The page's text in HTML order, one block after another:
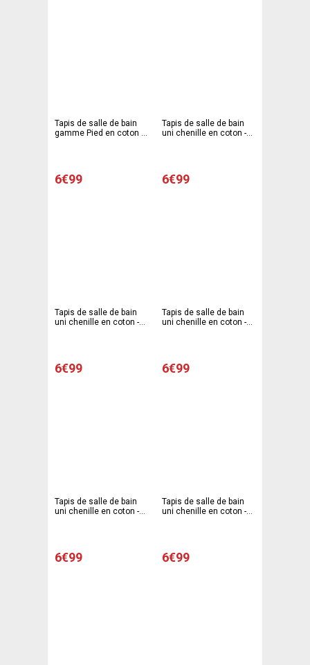
Tapis de salle de bain
gamme Pied en coton -
6€99
Tapis de salle de bain
uni chenille en coton -
6€99
Tapis de salle de bain
uni chenille en coton -
6€99
Tapis de salle de bain
uni chenille en coton -
6€99
Tapis de salle de bain
uni chenille en coton -
6€99
Tapis de salle de bain
uni chenille en coton -
6€99